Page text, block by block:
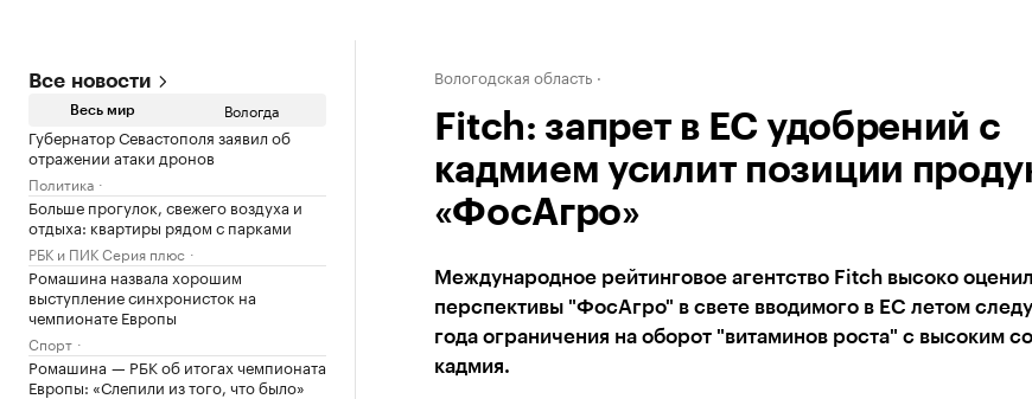
Все новости
Весь мир Вологда
Губернатор Севастополя заявил об
отражении атаки дронов
Политика
Больше прогулок, свежего воздуха и
отдыха: квартиры рядом с парками
РБК и ПИК Серия плюс
Ромашина назвала хорошим
выступление синхронисток на
чемпионате Европы
Спорт
Ромашина — РБК об итогах чемпионата
Европы: «Слепили из того, что было»
Вологодская область
Fitch: запрет в ЕС удобрений с
кадмием усилит позиции
«ФосАгро»
Международное рейтинговое агентство Fitch высоко
перспективы "ФосАгро" в свете вводимого в ЕС летом
года ограничения на оборот "витаминов роста" с высоким
кадмия.